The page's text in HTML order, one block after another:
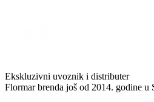
Ekskluzivni uvoznik i distributer
Flormar brenda još od 2014. godine u